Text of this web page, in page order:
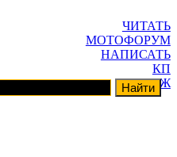
ЧИТАТЬ
МОТОФОРУМ
НАПИСАТЬ
КП
ГАРАЖ